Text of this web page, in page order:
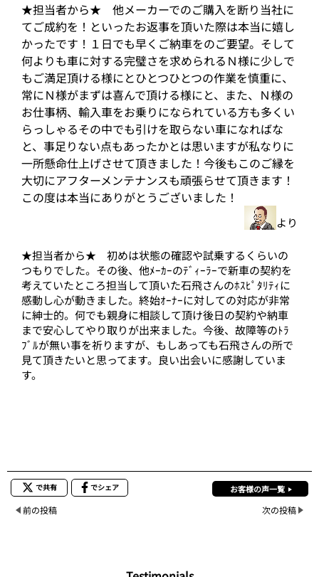
★担当者から★ 他メーカーでのご購入を断り当社に
てご成約を！といったお返事を頂いた際は本当に嬉し
かったです！１日でも早くご納車をのご要望。そして
何よりも車に対する完璧さを求められるＮ様に少しで
もご満足頂ける様にとひとつひとつの作業を慎重に、
常にＮ様がまずは喜んで頂ける様にと、また、Ｎ様の
お仕事柄、輸入車をお乗りになられている方も多くい
らっしゃるその中でも引けを取らない車になればな
と、事足りない点もあったかとは思いますが私なりに
一所懸命仕上げさせて頂きました！今後もこのご縁を
大切にアフターメンテナンスも頑張らせて頂きます！
この度は本当にありがとうございました！
より
★担当者から★ 初めは状態の確認や試乗するくらいの
つもりでした。その後、他ﾒｰｶｰのﾃﾞｨｰﾗｰで新車の契約を
考えていたところ担当して頂いた石飛さんのﾎｽﾋﾟﾀﾘﾃｨに
感動し心が動きました。終始ｵｰﾅｰに対しての対応が非常
に紳士的。何でも親身に相談して頂け後日の契約や納車
まで安心してやり取りが出来ました。今後、故障等のﾄﾗ
ﾌﾞﾙが無い事を祈りますが、もしあっても石飛さんの所で
見て頂きたいと思ってます。良い出会いに感謝していま
す。
で共有 でシェア お客様の声一覧
前の投稿 次の投稿